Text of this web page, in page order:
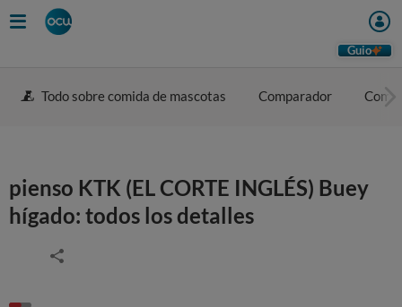
Guio
Todo sobre comida de mascotas Comparador
pienso KTK (EL CORTE INGLÉS) Buey
hígado: todos los detalles